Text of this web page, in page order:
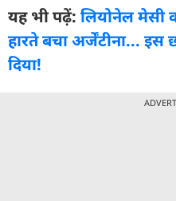
यह भी पढ़ें: ल‍ियोनेल मेसी
हारते बचा अर्जेंटीना... इस
दिया!